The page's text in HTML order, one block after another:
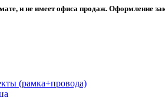
и не имеет офиса продаж. Оформление
(рамка+провода)